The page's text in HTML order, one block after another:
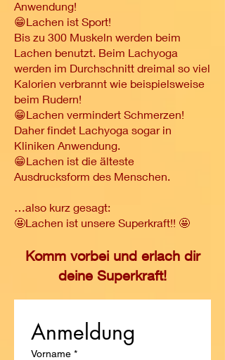
Anwendung!
😁Lachen ist Sport!
Bis zu 300 Muskeln werden beim
Lachen benutzt. Beim Lachyoga
werden im Durchschnitt dreimal so viel
Kalorien verbrannt wie beispielsweise
beim Rudern!
😁Lachen vermindert Schmerzen!
Daher findet Lachyoga sogar in
Kliniken Anwendung.
😁Lachen ist die älteste
Ausdrucksform des Menschen.
…also kurz gesagt:
🤩Lachen ist unsere Superkraft!! 🤩
Komm vorbei und erlach dir
deine Superkraft!
Anmeldung
Vorname *